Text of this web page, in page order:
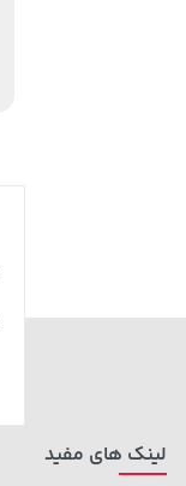
لینک های مفید